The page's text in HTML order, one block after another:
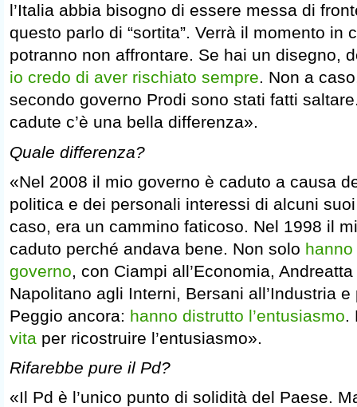
l’Italia abbia bisogno di essere messa di
questo parlo di “sortita”. Verrà il momento in
potranno non affrontare. Se hai un disegno,
io credo di aver rischiato sempre. Non a
secondo governo Prodi sono stati fatti
cadute c’è una bella differenza».
Quale differenza?
«Nel 2008 il mio governo è caduto a causa
politica e dei personali interessi di alcuni
caso, era un cammino faticoso. Nel 1998 il
caduto perché andava bene. Non solo
governo , con Ciampi all’Economia,
Napolitano agli Interni, Bersani all’Industria
Peggio ancora: hanno distrutto l’entusiasmo
vita per ricostruire l’entusiasmo».
Rifarebbe pure il Pd?
«Il Pd è l’unico punto di solidità del Paese.